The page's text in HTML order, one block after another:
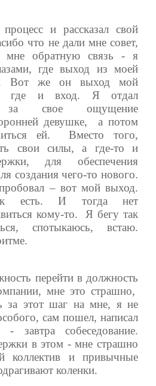
и рассказал свой
что не дали мне совет,
мне обратную связь - я
где выход из моей
Вот же он выход мой
где и вход. Я отдал
за свое ощущение
девушке, а потом
ей. Вместо того,
свои силы, а где-то и
для обеспечения
создания чего-то нового.
– вот мой выход.
есть. И тогда нет
кому-то. Я бегу так
спотыкаюсь, встаю.
перейти в должность
мне это страшно,
за этот шаг на мне, я не
сам пошел, написал
завтра собеседование.
в этом - мне страшно
коллектив и привычные
коленки.